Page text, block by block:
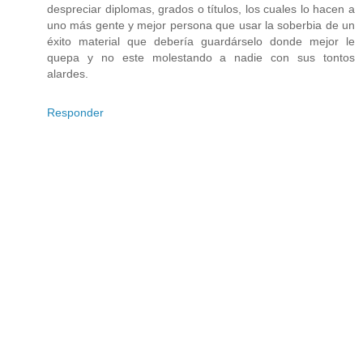
despreciar diplomas, grados o títulos, los cuales lo hacen a
uno más gente y mejor persona que usar la soberbia de un
éxito material que debería guardárselo donde mejor le
quepa y no este molestando a nadie con sus tontos
alardes.
Responder